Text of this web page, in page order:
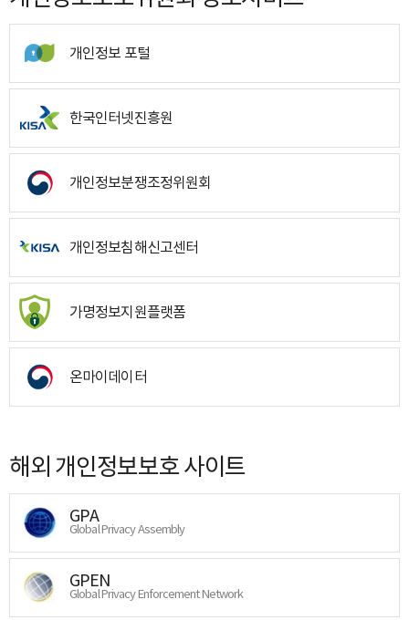
개인정보 포털
한국인터넷진흥원
개인정보분쟁조정위원회
개인정보침해신고센터
가명정보지원플랫폼
온마이데이터
해외 개인정보보호 사이트
GPA
Global Privacy Assembly
GPEN
Global Privacy Enforcement Network